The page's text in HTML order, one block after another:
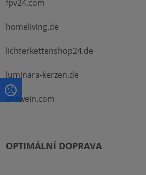
fpv24.com
homeliving.de
lichterkettenshop24.de
luminara-kerzen.de
ahrwein.com
OPTIMÁLNÍ DOPRAVA